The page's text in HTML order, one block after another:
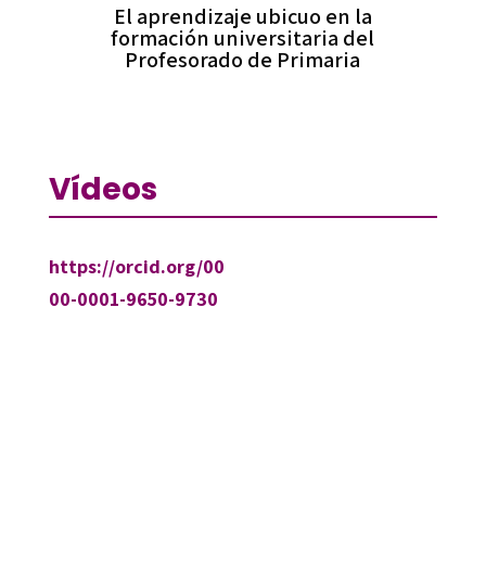
El aprendizaje ubicuo en la
formación universitaria del
Profesorado de Primaria
Vídeos
https://orcid.org/00
00-0001-9650-9730